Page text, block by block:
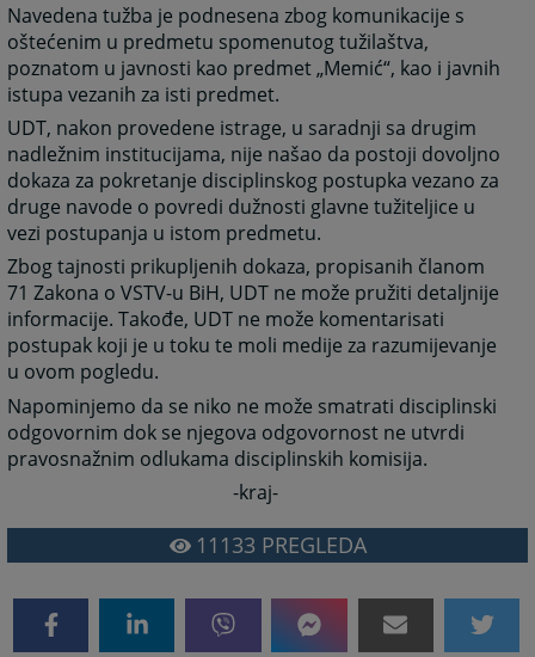
Navedena tužba je podnesena zbog komunikacije s
oštećenim u predmetu spomenutog tužilaštva,
poznatom u javnosti kao predmet „Memić“, kao i javnih
istupa vezanih za isti predmet.
UDT, nakon provedene istrage, u saradnji sa drugim
nadležnim institucijama, nije našao da postoji dovoljno
dokaza za pokretanje disciplinskog postupka vezano za
druge navode o povredi dužnosti glavne tužiteljice u
vezi postupanja u istom predmetu.
Zbog tajnosti prikupljenih dokaza, propisanih članom
71 Zakona o VSTV-u BiH, UDT ne može pružiti detaljnije
informacije. Takođe, UDT ne može komentarisati
postupak koji je u toku te moli medije za razumijevanje
u ovom pogledu.
Napominjemo da se niko ne može smatrati disciplinski
odgovornim dok se njegova odgovornost ne utvrdi
pravosnažnim odlukama disciplinskih komisija.
-kraj-
11133 PREGLEDA